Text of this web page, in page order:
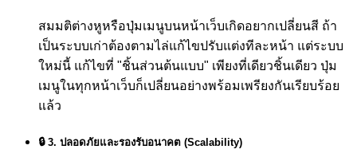
สมมติต่างหูหรือปุ่มเมนูบนหน้าเว็บเกิดอยากเปลี่ยนสี ถ้า
เป็นระบบเก่าต้องตามไล่แก้ไขปรับแต่งทีละหน้า แต่ระบบ
ใหม่นี้ แก้ไขที่ "ชิ้นส่วนต้นแบบ" เพียงที่เดียวชิ้นเดียว ปุ่ม
เมนูในทุกหน้าเว็บก็เปลี่ยนอย่างพร้อมเพรียงกันเรียบร้อย
แล้ว
🔒 3. ปลอดภัยและรองรับอนาคต (Scalability)